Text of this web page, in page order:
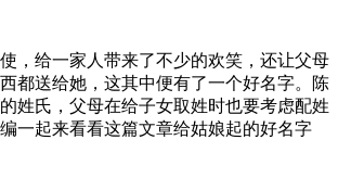
，给一家人带来了不少的欢笑，还让父母
都送给她，这其中便有了一个好名字。陈
姓氏，父母在给子女取姓时也要考虑配姓
一起来看看这篇文章给姑娘起的好名字